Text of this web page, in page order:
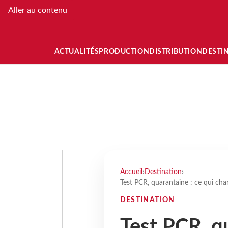
Aller au contenu
ACTUALITÉS PRODUCTION DISTRIBUTION
Accueil › Destination›
Test PCR, quarantaine : ce qui
DESTINATION